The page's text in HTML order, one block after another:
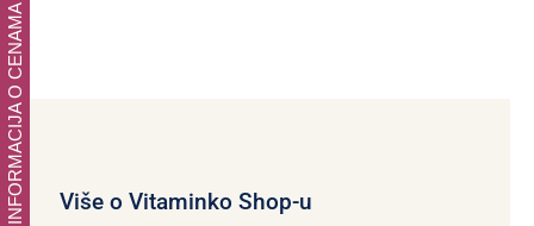
Više o Vitaminko Shop-u
INFORMACIJA O CENAMA